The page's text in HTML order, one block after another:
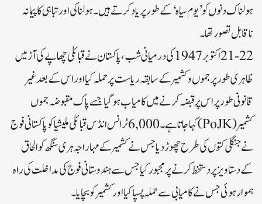
ہولناک دنوں کو’یوم سیاہ‘ کے طور پر یاد کرتے ہیں۔ ہولناکی اور تباہی کا پیمانہ
ناقابل تصور تھا۔
21-22 اکتوبر 1947کی درمیانی شب، پاکستان نے قبائلی چھاپے کی آڑ میں
ظاہری طور پر جموں و کشمیر کے سابقہ ریاست پر حملہ کیا اور اس کے بعد غیر
قانونی طور پر اس پر قبضہ کرنے میں کامیاب ہو گیا جسے پاک مقبوضہ جموں
کشمیر(PoJK)کہا جاتا ہے۔ 6,000 ٹرانس انڈس قبائلی ملیشیا کو پاکستانی فوج
نے جنگلی کتوں کی طرح چھوڑ دیا جس نے کشمیر کے مہاراجہ ہری سنگھ کو الحاق
کے دستاویز پر دستخط کرنے پر مجبور کیا جس سے ہندوستانی فوج کی مداخلت کی راہ
ہموار ہوئی جس نے کامیابی سے حملہ پسپا کیا اور کشمیر کو بچایا۔